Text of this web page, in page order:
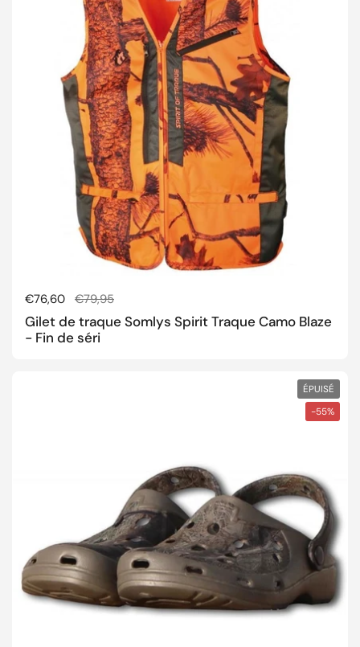
Prix régulier
€76,60 Prix de solde
€79,95
Gilet de traque Somlys Spirit Traque Camo Blaze
- Fin de séri
ÉPUISÉ
-55%